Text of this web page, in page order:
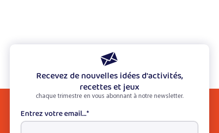
Recevez de nouvelles idées d'activités,
recettes et jeux
chaque trimestre en vous abonnant à notre newsletter.
Entrez votre email...*